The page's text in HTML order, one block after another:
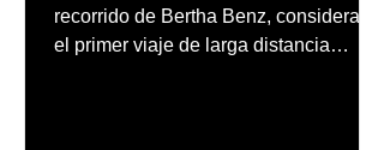
recorrido de Bertha Benz, considerado
el primer viaje de larga distancia